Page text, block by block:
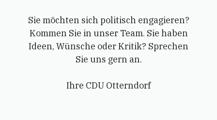
Sie möchten sich politisch engagieren?
Kommen Sie in unser Team. Sie haben
Ideen, Wünsche oder Kritik? Sprechen
Sie uns gern an.
Ihre CDU Otterndorf